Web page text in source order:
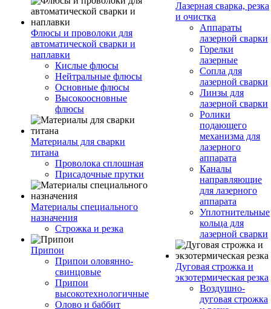
Флюсы и проволоки для
автоматической сварки и
наплавки
Кислые флюсы
Нейтральные флюсы
Основные флюсы
Высокоосновные
флюсы
Материалы для сварки
титана
Проволока сплошная
Присадочные прутки
Материалы специального
назначения
Строжка и резка
Припои
Припои оловянно-
свинцовые
Припои
высокотехнологичные
Олово и баббит
Лазерная сварка, резка
и очистка
Аппараты
лазерной сварки
Горелки
лазерные
Сопла для
лазерной сварки
Линзы для
лазерной сварки
Ролики
подающего
механизма для
лазерного
аппарата
Каналы
направляющие
для лазерного
аппарата
Уплотнительные
кольца для
лазерной сварки
Дуговая строжка и
экзотермическая резка
Воздушно-
дуговая строжка